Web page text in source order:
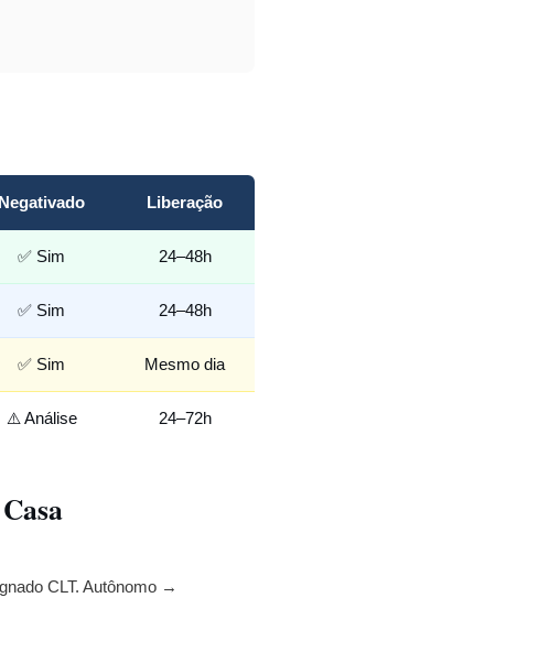
Negativado Liberação
✅ Sim 24–48h
✅ Sim 24–48h
✅ Sim Mesmo dia
⚠️ Análise 24–72h
CLT. Autônomo →